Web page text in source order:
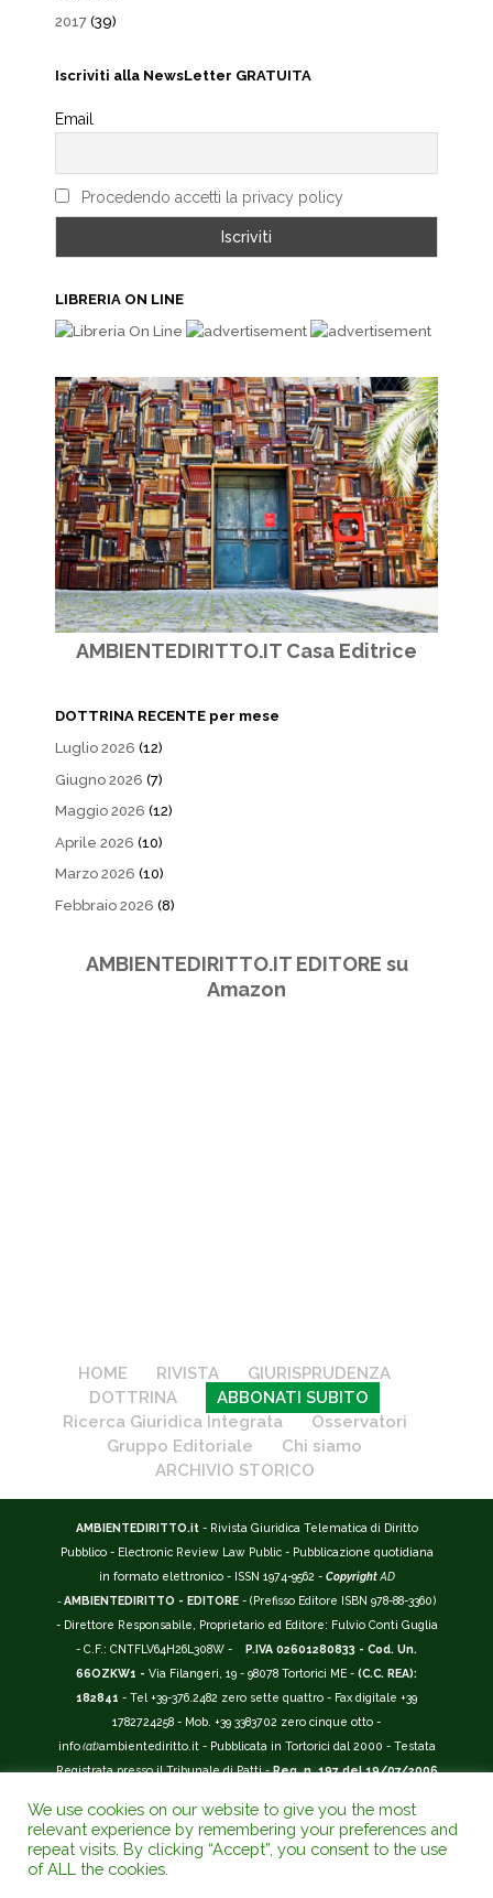
2017 (39)
Iscriviti alla NewsLetter GRATUITA
Email
Procedendo accetti la privacy policy
LIBRERIA ON LINE
AMBIENTEDIRITTO.IT Casa Editrice
DOTTRINA RECENTE per mese
Luglio 2026 (12)
Giugno 2026 (7)
Maggio 2026 (12)
Aprile 2026 (10)
Marzo 2026 (10)
Febbraio 2026 (8)
AMBIENTEDIRITTO.IT EDITORE su
Amazon
HOME RIVISTA
GIURISPRUDENZA
DOTTRINA
ABBONATI SUBITO
Ricerca Giuridica Integrata
Osservatori
Gruppo Editoriale
Chi siamo
ARCHIVIO STORICO
AMBIENTEDIRITTO.it - Rivista Giuridica Telematica di Diritto
Pubblico - Electronic Review Law Public - Pubblicazione quotidiana
in formato elettronico - ISSN 1974-9562 - Copyright AD
-AMBIENTEDIRITTO - EDITORE - (Prefisso Editore ISBN 978-88-3360)
- Direttore Responsabile, Proprietario ed Editore: Fulvio Conti Guglia
- C.F.: CNTFLV64H26L308W -
P.IVA 02601280833 - Cod. Un.
66OZKW1 - Via Filangeri, 19 - 98078 Tortorici ME - (C.C. REA):
182841 - Tel +39-376.2482 zero sette quattro - Fax digitale +39
1782724258 - Mob. +39 3383702 zero cinque otto -
info(at)ambientediritto.it - Pubblicata in Tortorici dal 2000 - Testata
Registrata presso il Tribunale di Patti -Reg. n. 197 del 19/07/2006
__________
La Rivista Giuridica AMBIENTEDIRITTO.IT ISSN 1974-9562
riconosciuta ed inserita nell'Area 12 - (
We use cookies on our website to give you the most
relevant experience by remembering your preferences and
repeat visits. By clicking “Accept”, you consent to the use
of ALL the cookies.